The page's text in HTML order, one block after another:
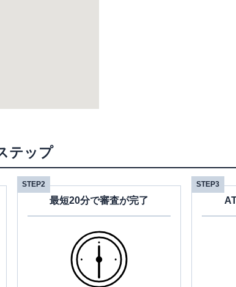
テップ
STEP2
最短20分で審査が完了
STEP3